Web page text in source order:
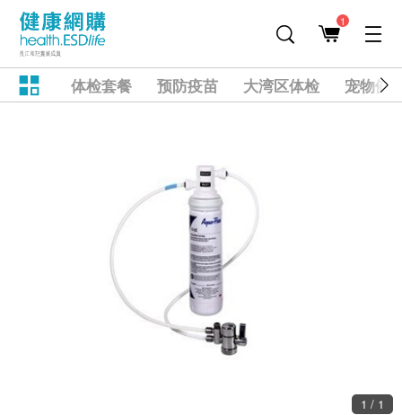
1
体检套餐 预防疫苗 大湾区体检 宠物健
1 / 1